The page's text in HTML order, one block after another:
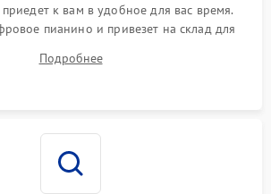
к вам в удобное для вас время.
пианино и привезет на склад для
Подробнее